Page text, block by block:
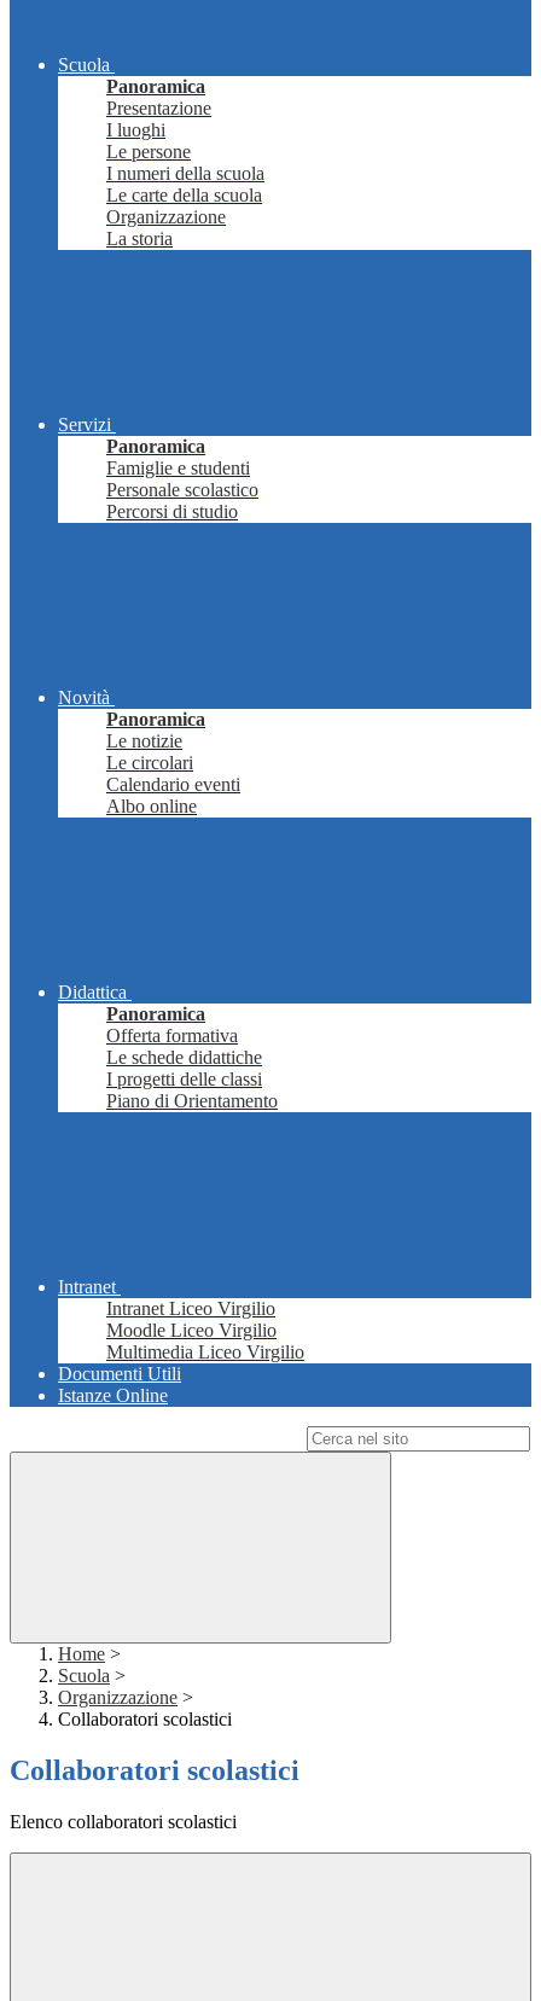
Scuola
Panoramica
Presentazione
I luoghi
Le persone
I numeri della scuola
Le carte della scuola
Organizzazione
La storia
Servizi
Panoramica
Famiglie e studenti
Personale scolastico
Percorsi di studio
Novità
Panoramica
Le notizie
Le circolari
Calendario eventi
Albo online
Didattica
Panoramica
Offerta formativa
Le schede didattiche
I progetti delle classi
Piano di Orientamento
Intranet
Intranet Liceo Virgilio
Moodle Liceo Virgilio
Multimedia Liceo Virgilio
Documenti Utili
Istanze Online
Home >
Scuola >
Organizzazione >
Collaboratori scolastici
Collaboratori scolastici
Elenco collaboratori scolastici